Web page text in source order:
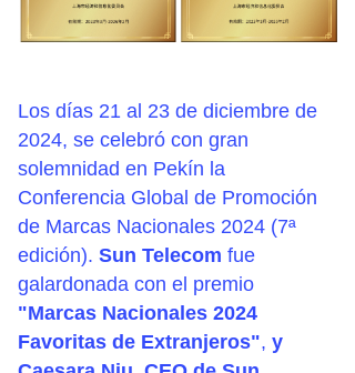
Los días 21 al 23 de diciembre de
2024, se celebró con gran
solemnidad en Pekín la
Conferencia Global de Promoción
de Marcas Nacionales 2024 (7ª
edición). Sun Telecom fue
galardonada con el premio
"Marcas Nacionales 2024
Favoritas de Extranjeros", y